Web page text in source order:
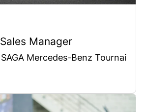
Sales Manager
SAGA Mercedes-Benz Tournai